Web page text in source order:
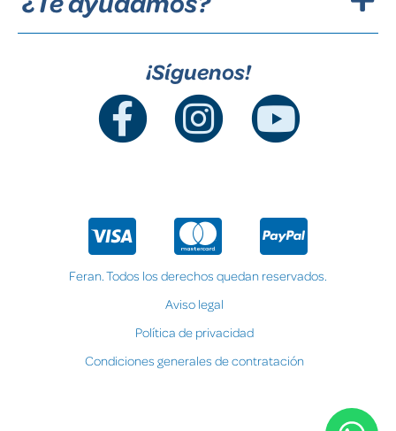
¡Síguenos!
Feran. Todos los derechos quedan reservados.
Aviso legal
Política de privacidad
Condiciones generales de contratación